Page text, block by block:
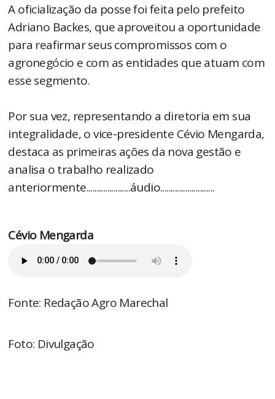
A oficialização da posse foi feita pelo prefeito
Adriano Backes, que aproveitou a oportunidade
para reafirmar seus compromissos com o
agronegócio e com as entidades que atuam com
esse segmento.
Por sua vez, representando a diretoria em sua
integralidade, o vice-presidente Cévio Mengarda,
destaca as primeiras ações da nova gestão e
analisa o trabalho realizado
anteriormente.....................áudio..........................
Cévio Mengarda
Fonte: Redação Agro Marechal
Foto: Divulgação